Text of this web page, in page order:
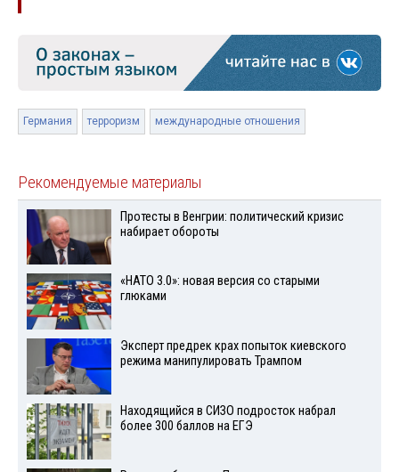
Германия терроризм международные отношения
Рекомендуемые материалы
Протесты в Венгрии: политический кризис
набирает обороты
«НАТО 3.0»: новая версия со старыми
глюками
Эксперт предрек крах попыток киевского
режима манипулировать Трампом
Находящийся в СИЗО подросток набрал
более 300 баллов на ЕГЭ